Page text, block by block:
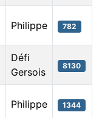
Philippe 782
Défi
Gersois
8130
Philippe 1344